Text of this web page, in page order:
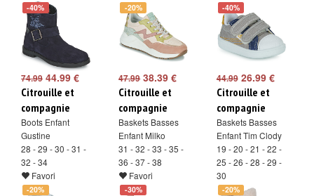
34
Favori
-40%
74.99 44.99 €
Citrouille et
compagnie
Boots Enfant
Gustine
28 - 29 - 30 - 31 -
32 - 34
Favori
-20%
47.9938.39 €
Citrouille et
compagnie
Baskets Basses
Enfant Milko
31 - 32 - 33 - 35 -
36 - 37 - 38
Favori
-40%
44.9926.99 €
Citrouille et
compagnie
Baskets Basses
Enfant Tim Clody
19 - 20 - 21 - 22 -
25 - 26 - 28 - 29 -
30
Favori
-20% -30% -20%